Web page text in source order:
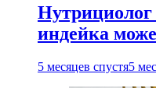
Нутрициолог
индейка
5 месяцев спустя5